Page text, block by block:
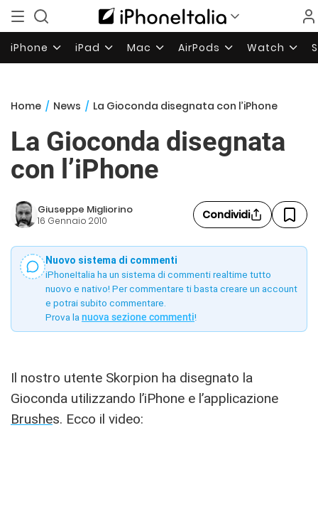
iPhone iPad Mac AirPods Watch
Home / News / La Gioconda disegnata con l’iPhone
La Gioconda disegnata
con l’iPhone
Giuseppe Migliorino
16 Gennaio 2010 Condividi
Nuovo sistema di commenti
iPhoneItalia ha un sistema di commenti realtime tutto
nuovo e nativo! Per commentare ti basta creare un account
e potrai subito commentare.
Prova la nuova sezione commenti!
Il nostro utente Skorpion ha disegnato la
Gioconda utilizzando l’iPhone e l’applicazione
Brushes. Ecco il video: